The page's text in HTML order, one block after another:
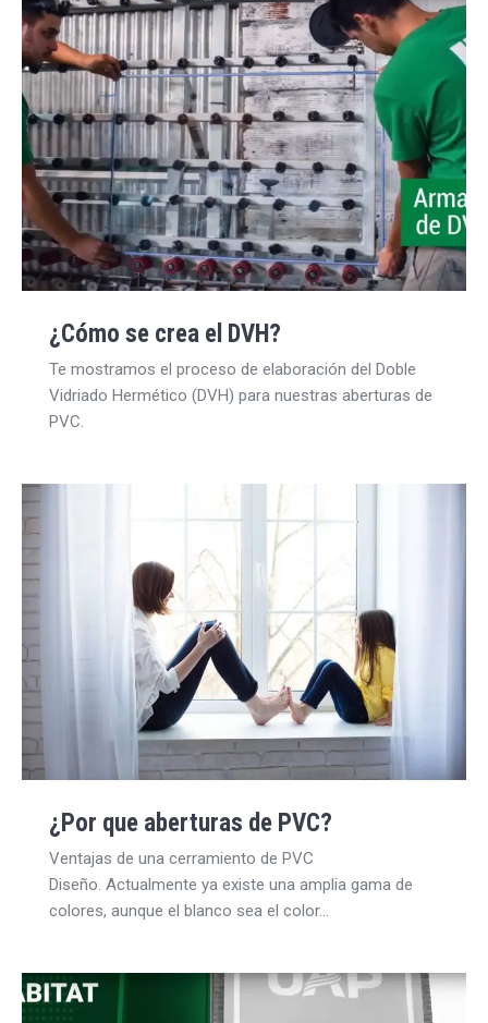
¿Cómo se crea el DVH?
Te mostramos el proceso de elaboración del Doble
Vidriado Hermético (DVH) para nuestras aberturas de
PVC.
¿Por que aberturas de PVC?
Ventajas de una cerramiento de PVC
Diseño. Actualmente ya existe una amplia gama de
colores, aunque el blanco sea el color…